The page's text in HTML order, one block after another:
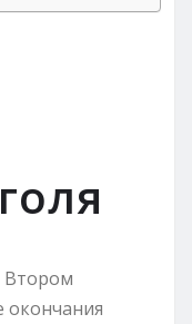
Втором
окончания